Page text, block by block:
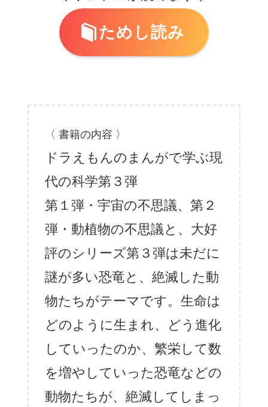
ためし読み
〈 書籍の内容 〉
ドラえもんのまんがで学ぶ現
代の科学第３弾
第１弾・宇宙の不思議、第２
弾・動植物の不思議と、大好
評のシリーズ第３弾は未だに
謎が多い恐竜と、絶滅した動
物たちがテーマです。生命は
どのように生まれ、どう進化
していったのか、繁栄して数
を増やしていった恐竜などの
動物たちが、絶滅してしまっ